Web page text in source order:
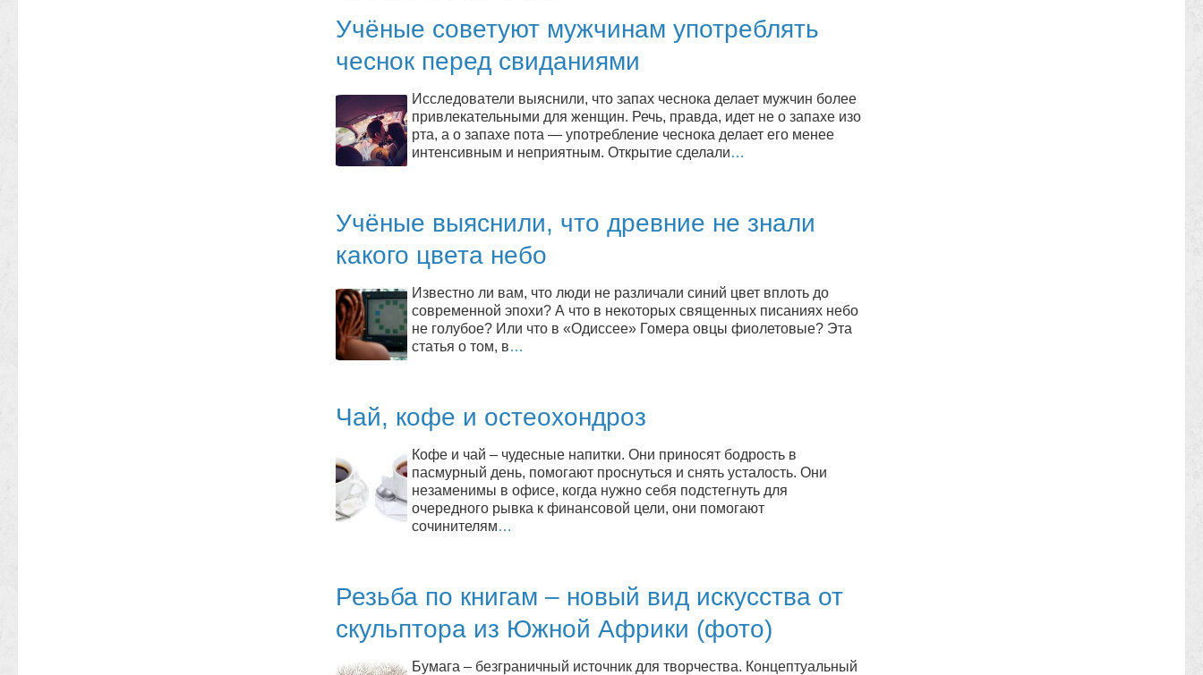
Учёные советуют мужчинам употреблять
чеснок перед свиданиями
Исследователи выяснили, что запах чеснока делает мужчин более
привлекательными для женщин. Речь, правда, идет не о запахе изо
рта, а о запахе пота — употребление чеснока делает его менее
интенсивным и неприятным. Открытие сделали…
Учёные выяснили, что древние не знали
какого цвета небо
Известно ли вам, что люди не различали синий цвет вплоть до
современной эпохи? А что в некоторых священных писаниях небо
не голубое? Или что в «Одиссее» Гомера овцы фиолетовые? Эта
статья о том, в…
Чай, кофе и остеохондроз
Кофе и чай – чудесные напитки. Они приносят бодрость в
пасмурный день, помогают проснуться и снять усталость. Они
незаменимы в офисе, когда нужно себя подстегнуть для
очередного рывка к финансовой цели, они помогают
сочинителям…
Резьба по книгам – новый вид искусства от
скульптора из Южной Африки (фото)
Бумага – безграничный источник для творчества. Концептуальный